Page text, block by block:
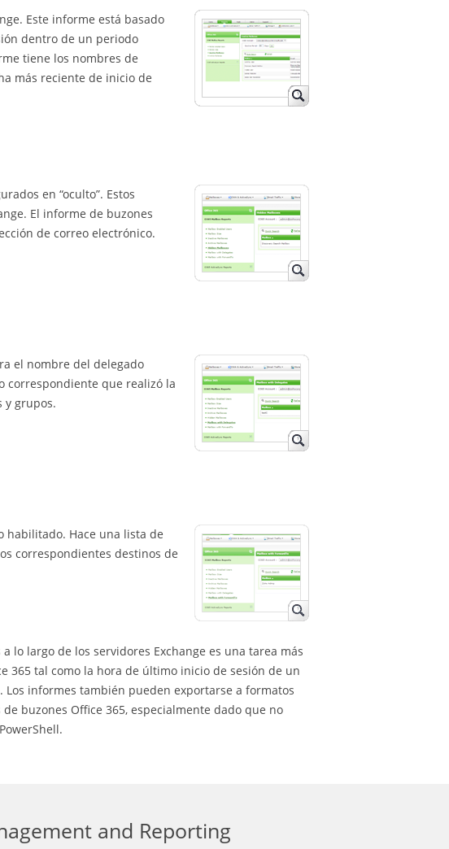
Este informe está basado
dentro de un periodo
tiene los nombres de
más reciente de inicio de
en “oculto”. Estos
El informe de buzones
de correo electrónico.
el nombre del delegado
correspondiente que realizó la
y grupos.
habilitado. Hace una lista de
correspondientes destinos de
lo largo de los servidores Exchange es una tarea más
365 tal como la hora de último inicio de sesión de un
informes también pueden exportarse a formatos
buzones Office 365, especialmente dado que no
and Reporting